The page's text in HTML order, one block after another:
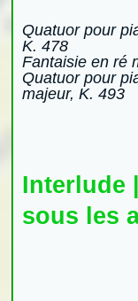
Quatuor pour
K. 478
Fantaisie en ré
Quatuor pour
majeur, K. 493
Interlude
sous les